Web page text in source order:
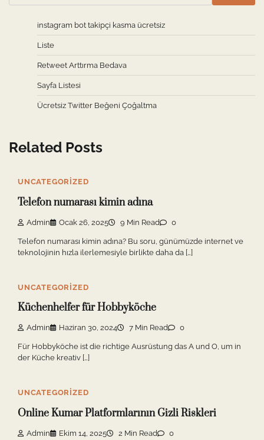
instagram bot takipçi kasma ücretsiz
Liste
Retweet Arttırma Bedava
Sayfa Listesi
Ücretsiz Twitter Beğeni Çoğaltma
Related Posts
UNCATEGORIZED
Telefon numarası kimin adına
Admin Ocak 26, 2025 9 Min Read 0
Telefon numarası kimin adına? Bu soru, günümüzde internet ve
teknolojinin hızla ilerlemesiyle birlikte daha da […]
UNCATEGORIZED
Küchenhelfer für Hobbyköche
Admin Haziran 30, 2024 7 Min Read 0
Für Hobbyköche ist die richtige Ausrüstung das A und O, um in
der Küche kreativ […]
UNCATEGORIZED
Online Kumar Platformlarının Gizli Riskleri
Admin Ekim 14, 2025 2 Min Read 0